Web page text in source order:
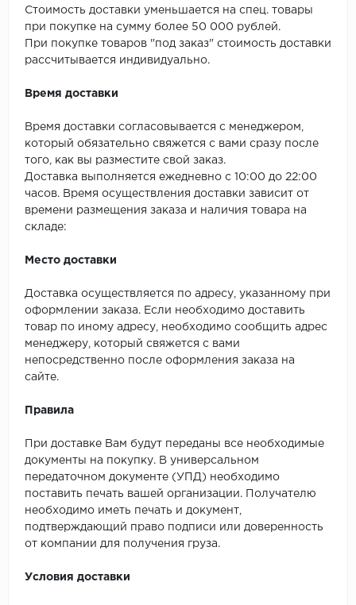
Wonderful Vinyl
Стоимость доставки уменьшается на спец. товары
при покупке на сумму более 50 000 рублей.
При покупке товаров "под заказ" стоимость доставки
рассчитывается индивидуально.
Время доставки
Время доставки согласовывается с менеджером,
который обязательно свяжется с вами сразу после
того, как вы разместите свой заказ.
Доставка выполняется ежедневно с 10:00 до 22:00
часов. Время осуществления доставки зависит от
времени размещения заказа и наличия товара на
складе:
Место доставки
Доставка осуществляется по адресу, указанному при
оформлении заказа. Если необходимо доставить
товар по иному адресу, необходимо сообщить адрес
менеджеру, который свяжется с вами
непосредственно после оформления заказа на
сайте.
Правила
При доставке Вам будут переданы все необходимые
документы на покупку. В универсальном
передаточном документе (УПД) необходимо
поставить печать вашей организации. Получателю
необходимо иметь печать и документ,
подтверждающий право подписи или доверенность
от компании для получения груза.
Условия доставки